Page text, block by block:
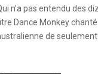
n’a pas entendu des
Dance Monkey
de seulement